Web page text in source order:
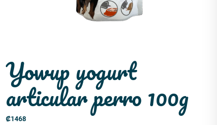
Yowup yogurt
articular perro 100g
₡1468